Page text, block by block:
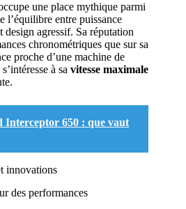
une place mythique parmi
l’équilibre entre puissance
agressif. Sa réputation
chronométriques que sur sa
proche d’une machine de
à sa vitesse maximale
Interceptor 650 : que vaut
innovations
des performances